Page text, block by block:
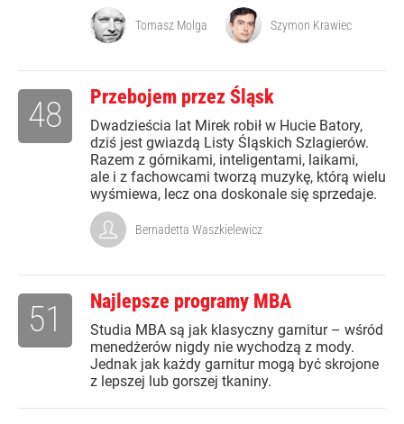
Tomasz Molga Szymon Krawiec
Przebojem przez Śląsk
Dwadzieścia lat Mirek robił w Hucie Batory,
dziś jest gwiazdą Listy Śląskich Szlagierów.
Razem z górnikami, inteligentami, laikami,
ale i z fachowcami tworzą muzykę, którą wielu
wyśmiewa, lecz ona doskonale się sprzedaje.
48
Bernadetta Waszkielewicz
Najlepsze programy MBA
Studia MBA są jak klasyczny garnitur – wśród
menedżerów nigdy nie wychodzą z mody.
Jednak jak każdy garnitur mogą być skrojone
z lepszej lub gorszej tkaniny.
51